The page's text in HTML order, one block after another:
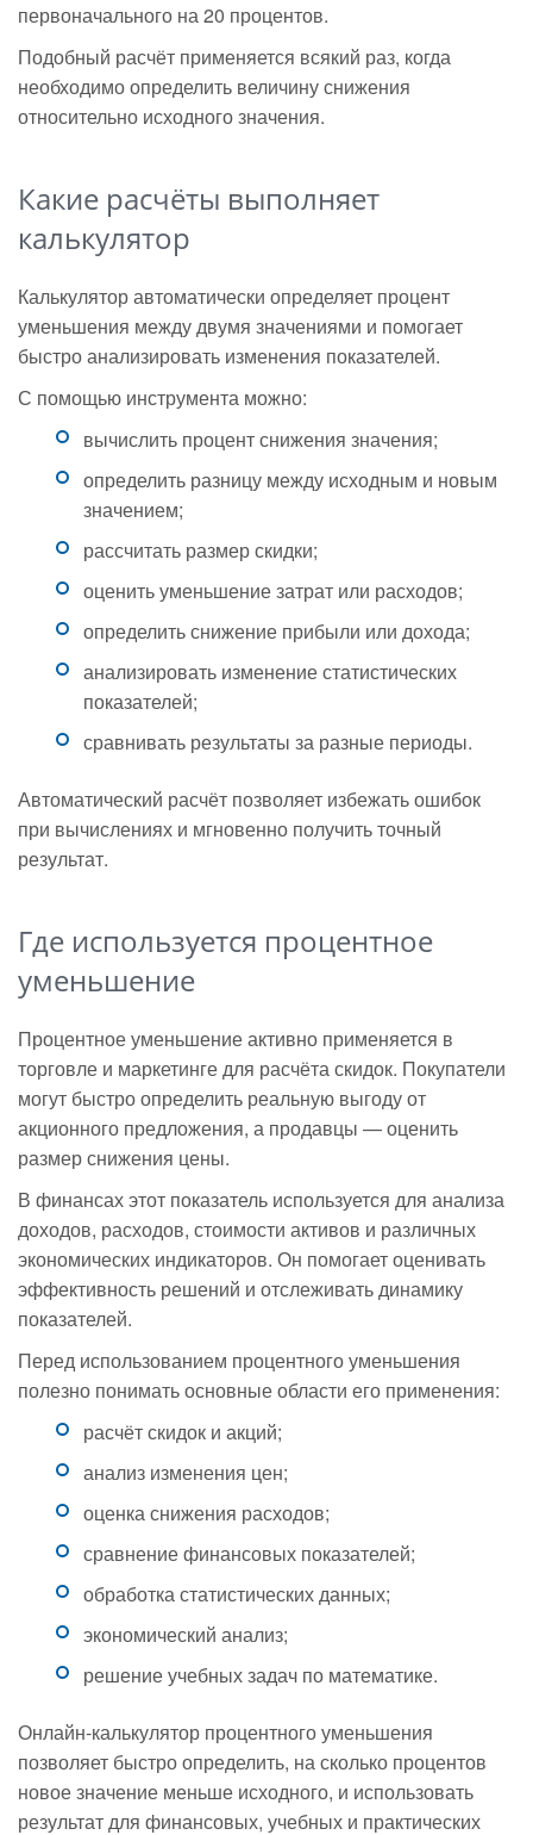
первоначального на 20 процентов.
Подобный расчёт применяется всякий раз, когда
необходимо определить величину снижения
относительно исходного значения.
Какие расчёты выполняет
калькулятор
Калькулятор автоматически определяет процент
уменьшения между двумя значениями и помогает
быстро анализировать изменения показателей.
С помощью инструмента можно:
вычислить процент снижения значения;
определить разницу между исходным и новым
значением;
рассчитать размер скидки;
оценить уменьшение затрат или расходов;
определить снижение прибыли или дохода;
анализировать изменение статистических
показателей;
сравнивать результаты за разные периоды.
Автоматический расчёт позволяет избежать ошибок
при вычислениях и мгновенно получить точный
результат.
Где используется процентное
уменьшение
Процентное уменьшение активно применяется в
торговле и маркетинге для расчёта скидок. Покупатели
могут быстро определить реальную выгоду от
акционного предложения, а продавцы — оценить
размер снижения цены.
В финансах этот показатель используется для анализа
доходов, расходов, стоимости активов и различных
экономических индикаторов. Он помогает оценивать
эффективность решений и отслеживать динамику
показателей.
Перед использованием процентного уменьшения
полезно понимать основные области его применения:
расчёт скидок и акций;
анализ изменения цен;
оценка снижения расходов;
сравнение финансовых показателей;
обработка статистических данных;
экономический анализ;
решение учебных задач по математике.
Онлайн-калькулятор процентного уменьшения
позволяет быстро определить, на сколько процентов
новое значение меньше исходного, и использовать
результат для финансовых, учебных и практических